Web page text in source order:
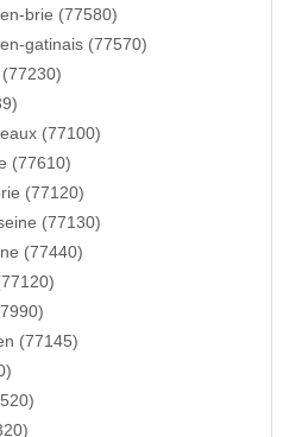
brie (77580)
gatinais (77570)
(77100)
(77610)
(77120)
(77130)
(77440)
(77145)